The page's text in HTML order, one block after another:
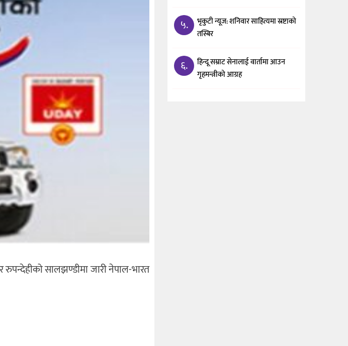
सालझण्डीमा जारी नेपाल-भारत
५.
भृकुटी न्यूज: शनिवार साहित्यमा स्रष्टाको
तस्बिर
६.
हिन्दू सम्राट सेनालाई वार्तामा आउन
गृहमन्त्रीको आग्रह